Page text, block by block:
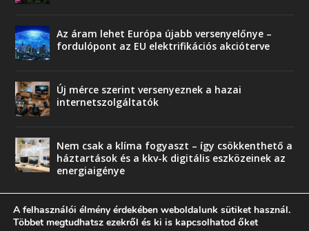
Az áram lehet Európa újabb versenyelőnye –
fordulópont az EU elektrifikációs akcióterve
Új mérce szerint versenyeznek a hazai
internetszolgáltatók
Nem csak a klíma fogyaszt – így csökkenthető a
háztartások és a kkv-k digitális eszközeinek az
energiaigénye
A felhasználói élmény érdekében weboldalunk sütiket használ.
Többet megtudhatsz ezekről és ki is kapcsolhatod őket